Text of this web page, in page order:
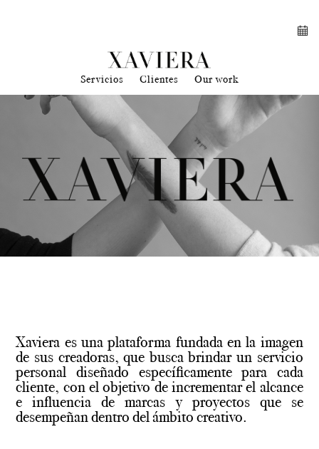
Servicios Clientes Our work
Xaviera es una plataforma fundada en la imagen
de sus creadoras, que busca brindar un servicio
personal diseñado específicamente para cada
cliente, con el objetivo de incrementar el alcance
e influencia de marcas y proyectos que se
desempeñan dentro del ámbito creativo.